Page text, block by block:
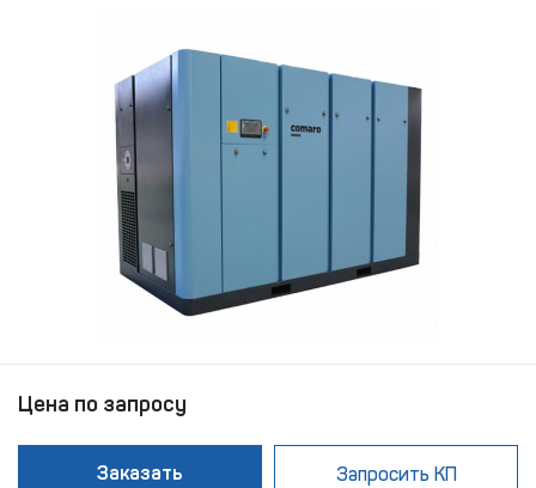
Цена по запросу
Заказать Запросить КП